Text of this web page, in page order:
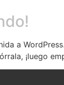
a
¡luego